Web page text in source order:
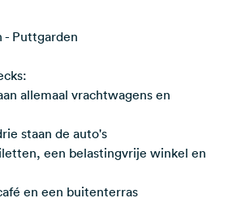
- Puttgarden
allemaal vrachtwagens en
staan de auto's
een belastingvrije winkel en
en een buitenterras